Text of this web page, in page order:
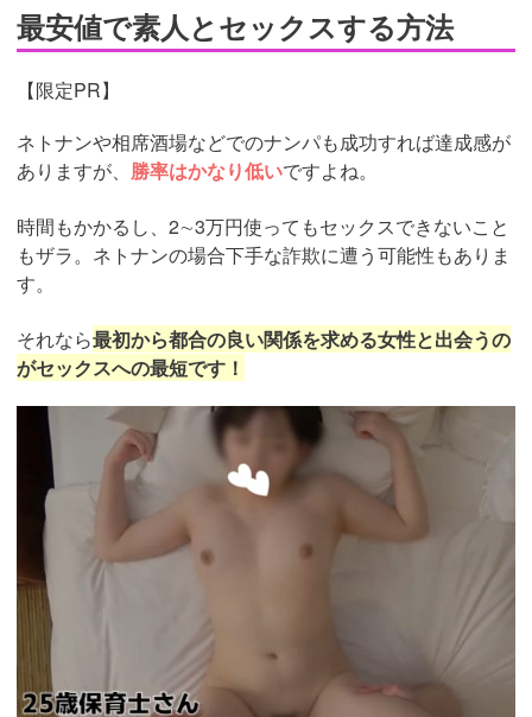
最安値で素人とセックスする方法
【限定PR】
ネトナンや相席酒場などでのナンパも成功すれば達成感が
ありますが、 勝率はかなり低いですよね。
時間もかかるし、2∼3万円使ってもセックスできないこと
もザラ。ネトナンの場合下手な詐欺に遭う可能性もありま
す。
それなら最初から都合の良い関係を求める女性と出会うの
がセックスへの最短です！
https://pcmax.jp/lp/?
ad_id=rm327007